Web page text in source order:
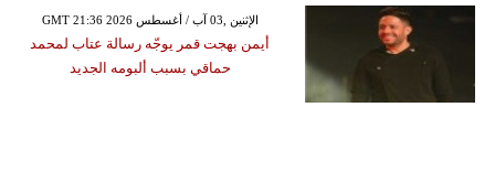
GMT 21:36 2026 الإثنين ,03 آب / أغسطس
أيمن بهجت قمر يوجّه رسالة عتاب لمحمد
حماقي بسبب ألبومه الجديد